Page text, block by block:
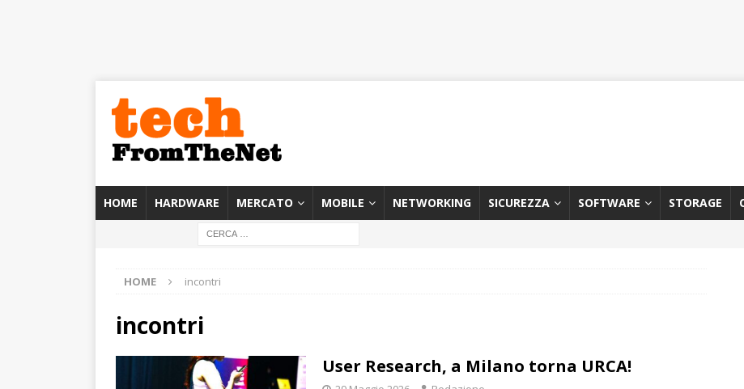
HOME HARDWARE MERCATO MOBILE NETWORKING SICUREZZA SOFTWARE STORAGE
HOME incontri
incontri
User Research, a Milano torna URCA!